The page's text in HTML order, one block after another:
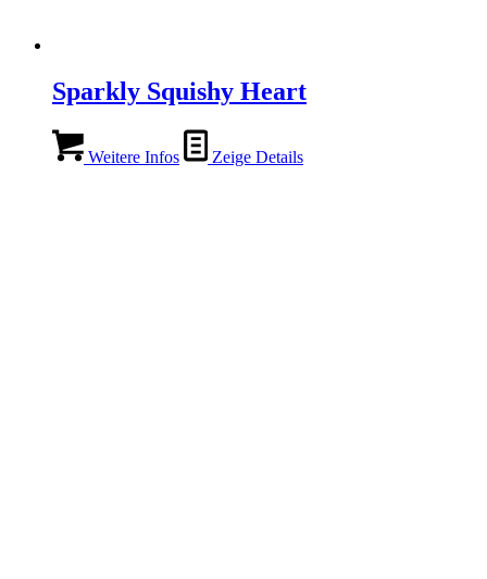
Sparkly Squishy Heart
Weitere Infos Zeige Details